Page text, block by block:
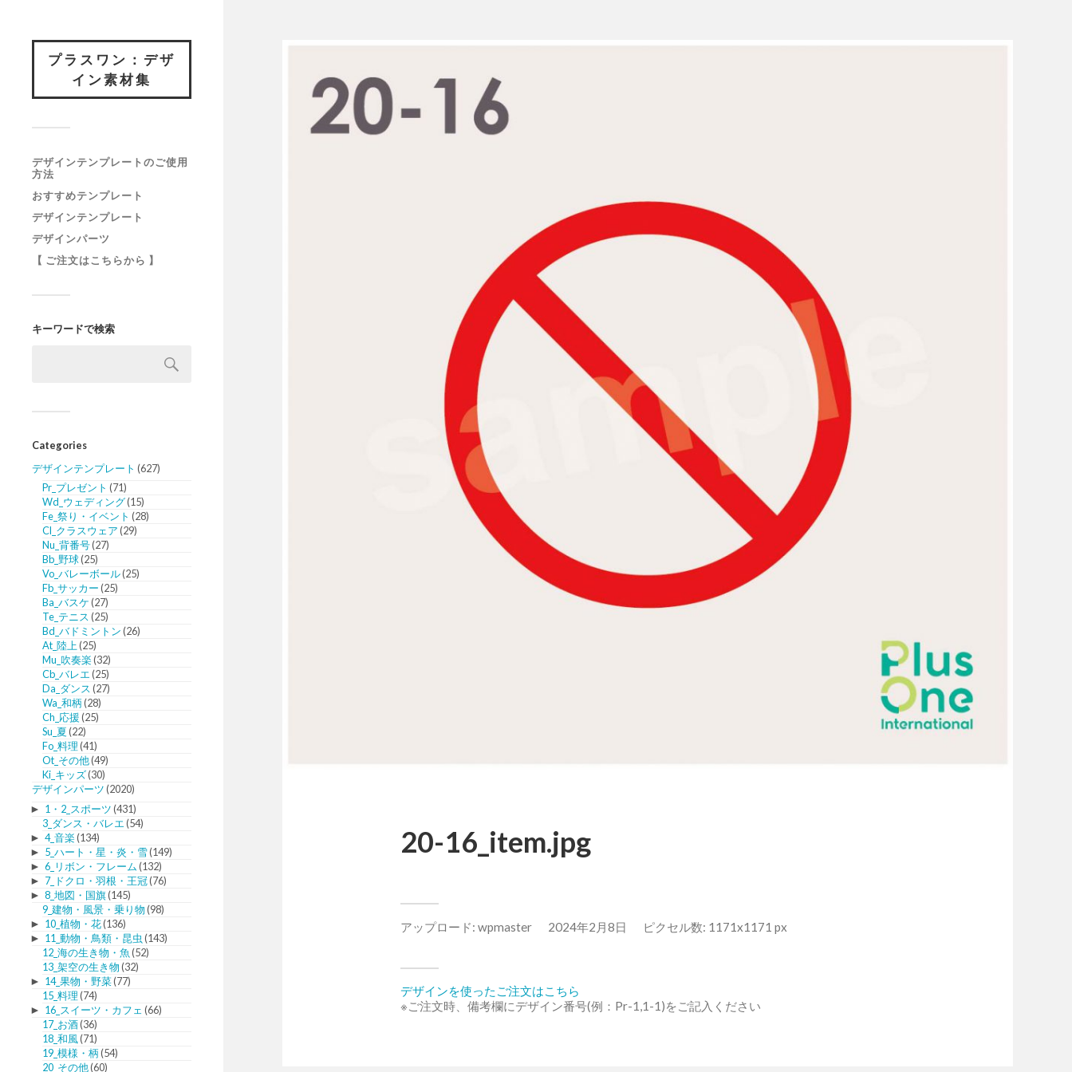
プラスワン：デザ
イン素材集
デザインテンプレートのご使用
方法
おすすめテンプレート
デザインテンプレート
デザインパーツ
【 ご注文はこちらから 】
キーワードで検索
Categories
デザインテンプレート (627)
Pr_プレゼント (71)
Wd_ウェディング(15)
Fe_祭り・イベント (28)
Cl_クラスウェア(29)
Nu_背番号(27)
Bb_野球(25)
Vo_バレーボール(25)
Fb_サッカー(25)
Ba_バスケ(27)
Te_テニス(25)
Bd_バドミントン(26)
At_陸上(25)
Mu_吹奏楽(32)
Cb_バレエ(25)
Da_ダンス(27)
Wa_和柄(28)
Ch_応援(25)
Su_夏(22)
Fo_料理(41)
Ot_その他(49)
Ki_キッズ(30)
デザインパーツ(2020)
► 1・2_スポーツ(431)
3_ダンス・バレエ(54)
► 4_音楽(134)
► 5_ハート・星・炎・雪(149)
► 6_リボン・フレーム(132)
► 7_ドクロ・羽根・王冠(76)
► 8_地図・国旗(145)
9_建物・風景・乗り物(98)
► 10_植物・花(136)
► 11_動物・鳥類・昆虫 (143)
12_海の生き物・魚 (52)
13_架空の生き物(32)
► 14_果物・野菜(77)
15_料理(74)
► 16_スイーツ・カフェ (66)
17_お酒(36)
18_和風(71)
19_模様・柄(54)
20_その他(60)
20-16_item.jpg
アップロード: wpmaster 2024年2月8日 ピクセル数: 1171x1171 px
デザインを使ったご注文はこちら
※ご注文時、備考欄にデザイン番号(例：Pr-1,1-1)をご記入ください